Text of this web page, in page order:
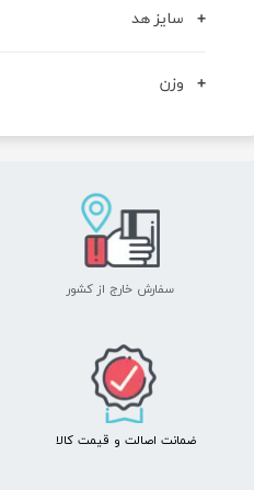
سایز هد
وزن
سفارش خارج از کشور
ضمانت اصالت و قیمت​​​​​​​ کالا ​​​​​​​